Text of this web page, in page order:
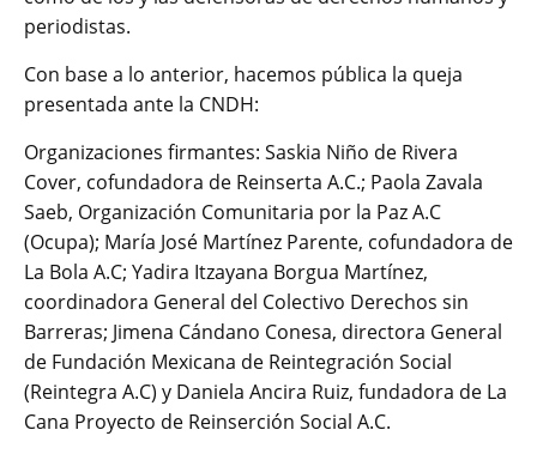
periodistas.
Con base a lo anterior, hacemos pública la queja
presentada ante la CNDH:
Organizaciones firmantes: Saskia Niño de Rivera
Cover, cofundadora de Reinserta A.C.; Paola Zavala
Saeb, Organización Comunitaria por la Paz A.C
(Ocupa); María José Martínez Parente, cofundadora de
La Bola A.C; Yadira Itzayana Borgua Martínez,
coordinadora General del Colectivo Derechos sin
Barreras; Jimena Cándano Conesa, directora General
de Fundación Mexicana de Reintegración Social
(Reintegra A.C) y Daniela Ancira Ruiz, fundadora de La
Cana Proyecto de Reinserción Social A.C.